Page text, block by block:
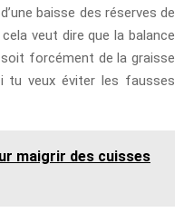
baisse des réserves de
veut dire que la balance
forcément de la graisse
tu veux éviter les fausses
maigrir des cuisses